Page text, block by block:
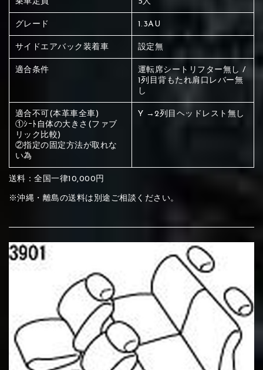
赤く塗られている場所を選択
ください
メイン生地は下記16種類からご選択ください。
①Beige ③Red
④Brown ⑤Dark Brown ⑥Yellow
赤く塗られている部分にカラ
ー選択ください
①Beige ②Gray ③Red
刺繍は下記21種類からご選択ください。
①Beige ②Gray ③Red
赤く塗られている場所を選択
ください
刺繍は下記21種類からご選択ください。
赤く塗られている場所を選択
ください
刺繍は下記21種類からご選択ください。
グレード 1.3AU
サイドエアバック装着車 設定無
適合条件
運転席シートリフター無し /
1列目背もたれ肩口レバー無
し
適合不可(本革車全車)
①ｼｰﾄ自体の大きさ(ファブ
リック比較)
②指定の固定方法が取れな
い為
Y →2列目ヘッドレスト無し
送料：全国一律10,000円
※沖縄・離島の送料は別途ご相談ください。